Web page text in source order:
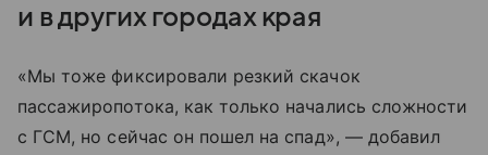
и в других городах края
«Мы тоже фиксировали резкий скачок
пассажиропотока, как только начались сложности
с ГСМ, но сейчас он пошел на спад», — добавил